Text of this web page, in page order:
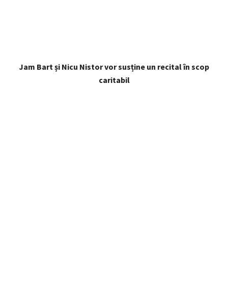
Jam Bart și Nicu Nistor vor susține un recital în scop
caritabil